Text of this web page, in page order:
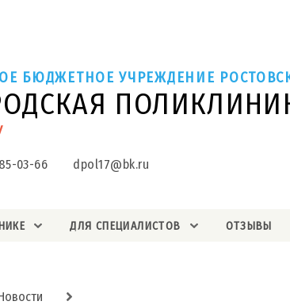
БЮДЖЕТНОЕ УЧРЕЖДЕНИЕ
03-66 dpol17@bk.ru
ДЛЯ СПЕЦИАЛИСТОВ ОТЗЫВЫ